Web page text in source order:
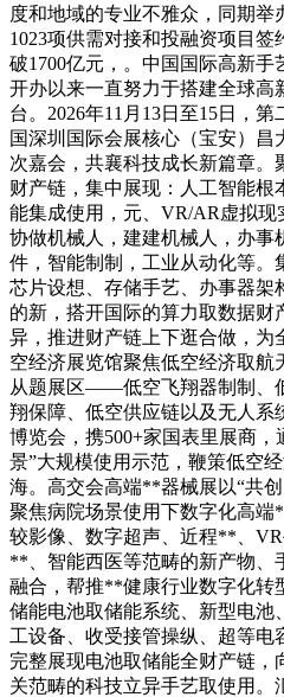
度和地域的专业不雅众，同期举
1023项供需对接和投融资项目
破1700亿元，。中国国际高新
开办以来一直努力于搭建全球高
台。2026年11月13日至15日，
国深圳国际会展核心（宝安）
次嘉会，共襄科技成长新篇章。
财产链，集中展现：人工智能根
能集成使用，元、VR/AR虚拟现
协做机械人，建建机械人，办事
件，智能制制，工业从动化等。
芯片设想、存储手艺、办事器架
的新，搭开国际的算力取数据财
异，推进财产链上下逛合做，为
空经济展览馆聚焦低空经济取
从题展区——低空飞翔器制制、
翔保障、低空供应链以及无人系
博览会，携500+家国表里展商
景”大规模使用示范，鞭策低空
海。高交会高端**器械展以“共
聚焦病院场景使用下数字化高
较影像、数字超声、近程**、
**、智能西医等范畴的新产物、
融合，帮推**健康行业数字化转
储能电池取储能系统、新型电池
工设备、收受接管操纵、超等电
完整展现电池取储能全财产链，
关范畴的科技立异手艺取使用